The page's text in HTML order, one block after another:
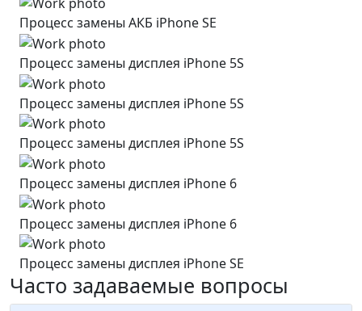
Процесс замены АКБ iPhone SE
Процесс замены дисплея iPhone 5S
Процесс замены дисплея iPhone 5S
Процесс замены дисплея iPhone 5S
Процесс замены дисплея iPhone 6
Процесс замены дисплея iPhone 6
Процесс замены дисплея iPhone SE
Часто задаваемые вопросы